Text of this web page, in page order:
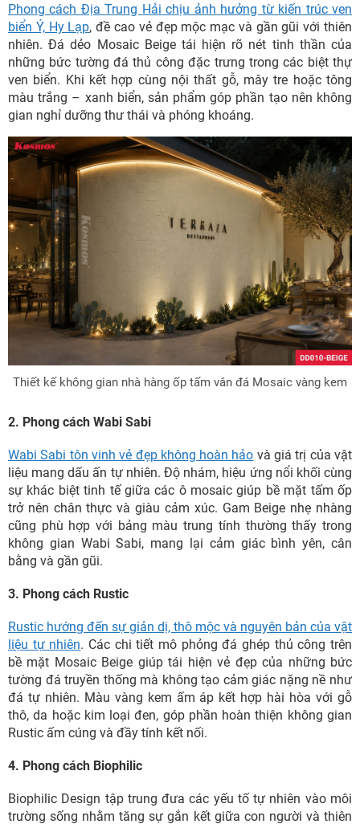
Phong cách Địa Trung Hải chịu ảnh hưởng từ kiến trúc ven
biển Ý, Hy Lạp, đề cao vẻ đẹp mộc mạc và gần gũi với thiên
nhiên. Đá dẻo Mosaic Beige tái hiện rõ nét tinh thần của
những bức tường đá thủ công đặc trưng trong các biệt thự
ven biển. Khi kết hợp cùng nội thất gỗ, mây tre hoặc tông
màu trắng – xanh biển, sản phẩm góp phần tạo nên không
gian nghỉ dưỡng thư thái và phóng khoáng.
Thiết kế không gian nhà hàng ốp tấm vân đá Mosaic vàng kem
2. Phong cách Wabi Sabi
Wabi Sabi tôn vinh vẻ đẹp không hoàn hảo và giá trị của vật
liệu mang dấu ấn tự nhiên. Độ nhám, hiệu ứng nổi khối cùng
sự khác biệt tinh tế giữa các ô mosaic giúp bề mặt tấm ốp
trở nên chân thực và giàu cảm xúc. Gam Beige nhẹ nhàng
cũng phù hợp với bảng màu trung tính thường thấy trong
không gian Wabi Sabi, mang lại cảm giác bình yên, cân
bằng và gần gũi.
3. Phong cách Rustic
Rustic hướng đến sự giản dị, thô mộc và nguyên bản của vật
liệu tự nhiên. Các chi tiết mô phỏng đá ghép thủ công trên
bề mặt Mosaic Beige giúp tái hiện vẻ đẹp của những bức
tường đá truyền thống mà không tạo cảm giác nặng nề như
đá tự nhiên. Màu vàng kem ấm áp kết hợp hài hòa với gỗ
thô, da hoặc kim loại đen, góp phần hoàn thiện không gian
Rustic ấm cúng và đầy tính kết nối.
4. Phong cách Biophilic
Biophilic Design tập trung đưa các yếu tố tự nhiên vào môi
trường sống nhằm tăng sự gắn kết giữa con người và thiên